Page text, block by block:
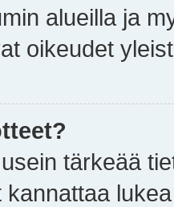
alueilla ja
oikeudet
tärkeää
kannattaa